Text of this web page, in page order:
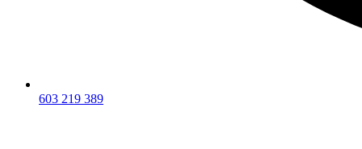
603 219 389